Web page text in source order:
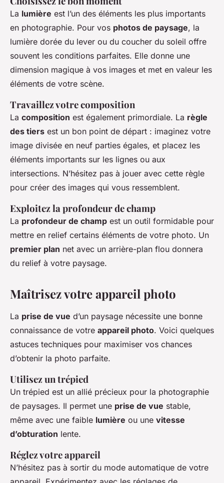
La lumière est l’un des éléments les plus importants
en photographie. Pour vos photos de paysage, la
lumière dorée du lever ou du coucher du soleil offre
souvent les conditions parfaites. Elle donne une
dimension magique à vos images et met en valeur les
éléments de votre scène.
Travaillez votre composition
La composition est également primordiale. La règle
des tiers est un bon point de départ : imaginez votre
image divisée en neuf parties égales, et placez les
éléments importants sur les lignes ou aux
intersections. N’hésitez pas à jouer avec cette règle
pour créer des images qui vous ressemblent.
Exploitez la profondeur de champ
La profondeur de champ est un outil formidable pour
mettre en relief certains éléments de votre photo. Un
premier plan net avec un arrière-plan flou donnera
du relief à votre paysage.
Maîtrisez votre appareil photo
La prise de vue d’un paysage nécessite une bonne
connaissance de votre appareil photo. Voici quelques
astuces techniques pour maximiser vos chances
d’obtenir la photo parfaite.
Utilisez un trépied
Un trépied est un allié précieux pour la photographie
de paysages. Il permet une prise de vue stable,
même avec une faible lumière ou une vitesse
d’obturation lente.
Réglez votre appareil
N’hésitez pas à sortir du mode automatique de votre